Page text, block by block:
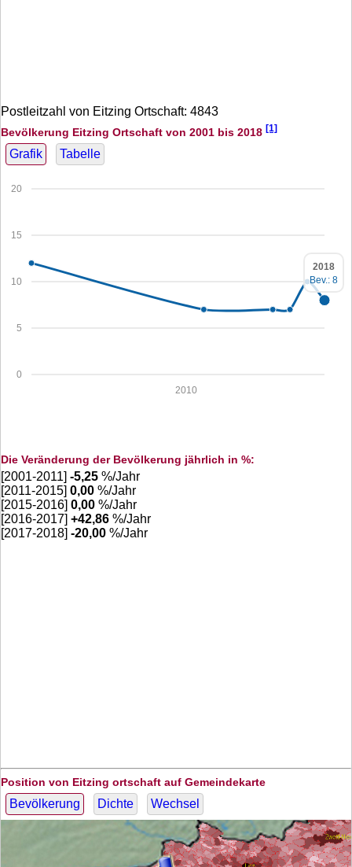
Postleitzahl von Eitzing Ortschaft: 4843
Bevölkerung Eitzing Ortschaft von 2001 bis 2018 [1]
Grafik Tabelle
0
5
10
15
20
2010
2018
Bev.: 8
Die Veränderung der Bevölkerung jährlich in %:
[2001-2011] -5,25 %/Jahr
[2011-2015] 0,00 %/Jahr
[2015-2016] 0,00 %/Jahr
[2016-2017] +42,86 %/Jahr
[2017-2018] -20,00 %/Jahr
Position von Eitzing ortschaft auf Gemeindekarte
Bevölkerung Dichte Wechsel